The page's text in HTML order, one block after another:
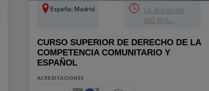
España: Madrid
La duración
del pro...
CURSO SUPERIOR DE DERECHO DE LA
COMPETENCIA COMUNITARIO Y
ESPAÑOL
ACREDITACIONES